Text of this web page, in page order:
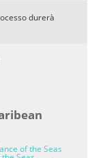
durerà
of the Seas